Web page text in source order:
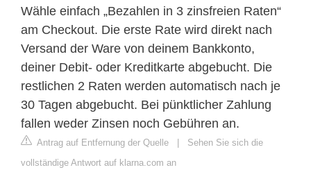
Wähle einfach „Bezahlen in 3 zinsfreien Raten“
am Checkout. Die erste Rate wird direkt nach
Versand der Ware von deinem Bankkonto,
deiner Debit- oder Kreditkarte abgebucht. Die
restlichen 2 Raten werden automatisch nach je
30 Tagen abgebucht. Bei pünktlicher Zahlung
fallen weder Zinsen noch Gebühren an.
Antrag auf Entfernung der Quelle | Sehen Sie sich die
vollständige Antwort auf klarna.com an